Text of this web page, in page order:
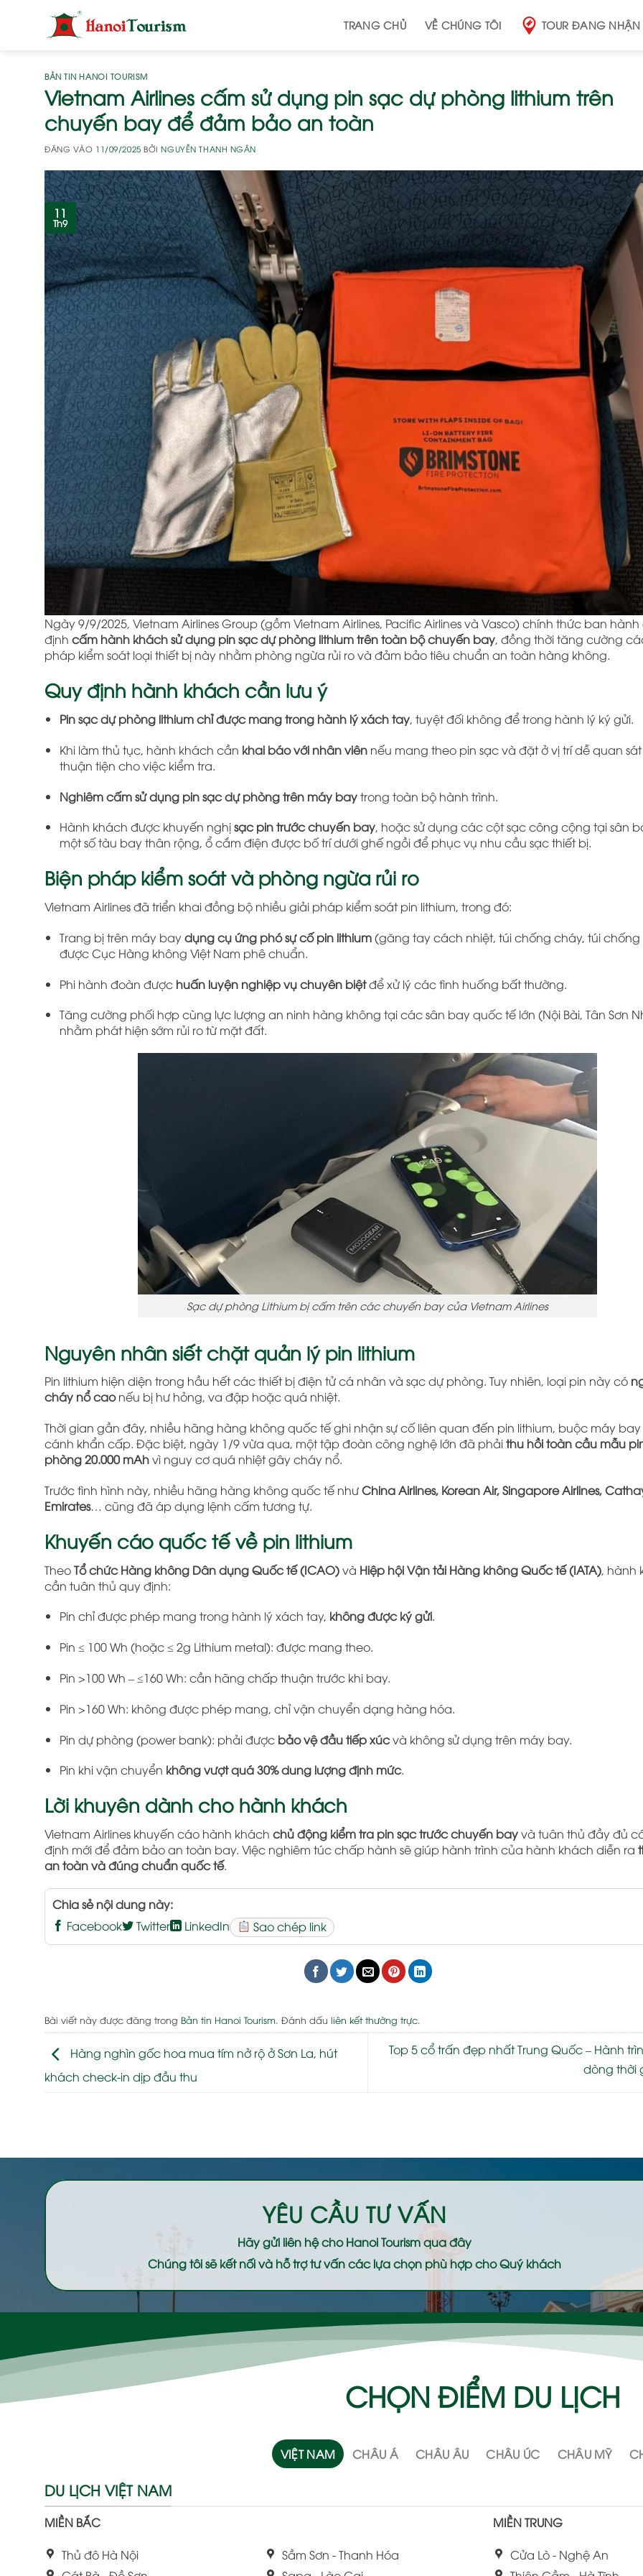
TRANG CHỦ VỀ CHÚNG TÔI TOUR ĐANG
BẢN TIN HANOI TOURISM
Vietnam Airlines cấm sử dụng pin sạc dự phòng lithium trên
chuyến bay để đảm bảo an toàn
ĐĂNG VÀO 11/09/2025 BỞINGUYỄN THANH NGÂN
11
Th9
Ngày 9/9/2025, Vietnam Airlines Group (gồm Vietnam Airlines, Pacific Airlines và Vasco) chính thức ban
định cấm hành khách sử dụng pin sạc dự phòng lithium trên toàn bộ chuyến bay, đồng thời tăng cường
pháp kiểm soát loại thiết bị này nhằm phòng ngừa rủi ro và đảm bảo tiêu chuẩn an toàn hàng không.
Quy định hành khách cần lưu ý
Pin sạc dự phòng lithium chỉ được mang trong hành lý xách tay, tuyệt đối không để trong hành lý ký gửi.
Khi làm thủ tục, hành khách cần khai báo với nhân viênnếu mang theo pin sạc và đặt ở vị trí dễ quan
thuận tiện cho việc kiểm tra.
Nghiêm cấm sử dụng pin sạc dự phòng trên máy baytrong toàn bộ hành trình.
Hành khách được khuyến nghịsạc pin trước chuyến bay, hoặc sử dụng các cột sạc công cộng tại sân
một số tàu bay thân rộng, ổ cắm điện được bố trí dưới ghế ngồi để phục vụ nhu cầu sạc thiết bị.
Biện pháp kiểm soát và phòng ngừa rủi ro
Vietnam Airlines đã triển khai đồng bộ nhiều giải pháp kiểm soát pin lithium, trong đó:
Trang bị trên máy baydụng cụ ứng phó sự cố pin lithium(găng tay cách nhiệt, túi chống cháy, túi chống
được Cục Hàng không Việt Nam phê chuẩn.
Phi hành đoàn được huấn luyện nghiệp vụ chuyên biệtđể xử lý các tình huống bất thường.
Tăng cường phối hợp cùng lực lượng an ninh hàng không tại các sân bay quốc tế lớn (Nội Bài, Tân Sơn
nhằm phát hiện sớm rủi ro từ mặt đất.
Sạc dự phòng Lithium bị cấm trên các chuyến bay của Vietnam Airlines
Nguyên nhân siết chặt quản lý pin lithium
Pin lithium hiện diện trong hầu hết các thiết bị điện tử cá nhân và sạc dự phòng. Tuy nhiên, loại pin này có
cháy nổ caonếu bị hư hỏng, va đập hoặc quá nhiệt.
Thời gian gần đây, nhiều hãng hàng không quốc tế ghi nhận sự cố liên quan đến pin lithium, buộc máy
cánh khẩn cấp. Đặc biệt, ngày 1/9 vừa qua, một tập đoàn công nghệ lớn đã phảithu hồi toàn cầu mẫu
phòng 20.000 mAhvì nguy cơ quá nhiệt gây cháy nổ.
Trước tình hình này, nhiều hãng hàng không quốc tế nhưChina Airlines, Korean Air, Singapore Airlines,
Emirates… cũng đã áp dụng lệnh cấm tương tự.
Khuyến cáo quốc tế về pin lithium
TheoTổ chức Hàng không Dân dụng Quốc tế (ICAO)và Hiệp hội Vận tải Hàng không Quốc tế (IATA), hành
cần tuân thủ quy định:
Pin chỉ được phép mang trong hành lý xách tay, không được ký gửi.
Pin ≤ 100 Wh (hoặc ≤ 2g Lithium metal): được mang theo.
Pin >100 Wh – ≤160 Wh: cần hãng chấp thuận trước khi bay.
Pin >160 Wh: không được phép mang, chỉ vận chuyển dạng hàng hóa.
Pin dự phòng (power bank): phải được bảo vệ đầu tiếp xúcvà không sử dụng trên máy bay.
Pin khi vận chuyển không vượt quá 30% dung lượng định mức.
Lời khuyên dành cho hành khách
Vietnam Airlines khuyến cáo hành khách chủ động kiểm tra pin sạc trước chuyến bayvà tuân thủ đầy đủ
định mới để đảm bảo an toàn bay. Việc nghiêm túc chấp hành sẽ giúp hành trình của hành khách diễn ra
an toàn và đúng chuẩn quốc tế.
Chia sẻ nội dung này:
Facebook
Twitter LinkedIn Sao chép link
Bài viết này được đăng trong Bản tin Hanoi Tourism. Đánh dấu liên kết thường trực.
Hàng nghìn gốc hoa mua tím nở rộ ở Sơn La, hút
khách check-in dịp đầu thu
Top 5 cổ trấn đẹp nhất Trung Quốc – Hành
dòng thời
YÊU CẦU TƯ VẤN
Hãy gửi liên hệ choHanoi Tourismqua đây
Chúng tôi sẽ kết nối và hỗ trợ tư vấn các lựa chọn phù hợp cho Quý khách
CHỌN ĐIỂM DU LỊCH
VIỆT NAM CHÂU Á CHÂU ÂU CHÂU ÚC CHÂU MỸ
DU LỊCH VIỆT NAM
MIỀN BẮC
Thủ đô Hà Nội
Sầm Sơn - Thanh Hóa
MIỀN TRUNG
Cửa Lò - Nghệ An